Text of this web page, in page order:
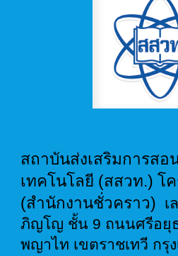
สถาบันส่งเสริมการสอ
เทคโนโลยี (สสวท.) โ
(สำนักงานชั่วคราว) เ
ภิญโญ ชั้น 9 ถนนศรีอยุ
พญาไท เขตราชเทวี กรุ